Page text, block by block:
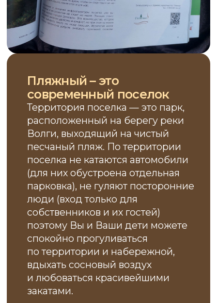
песчаный пляж. По территории
поселка не катаются автомобили
(для них обустроена отдельная
парковка), не гуляют посторонние
люди (вход только для
собственников и их гостей)
по территории и набережной,
вдыхать сосновый воздух
и любоваться красивейшими
закатами.
Проснувшись утром
в Пляжном, не нужно
уезжать
Чтобы погулять по набережной,
искупаться в Волге или бассейне,
позаниматься спортом, поиграть
в волейбол, попить кофе на берегу,
здесь всё это можно сделать,
не выходя из посёлка. Можно
причалить к пристани посёлка
на лодке и через пару минут быть
дома, можно пройти по протокам
Волги на каяке, пригласить друзей
на пикник или порыбачить ранним
утром. Покупка дома
в «Пляжном» — это инвестиции
в здоровье, красоту и комфорт